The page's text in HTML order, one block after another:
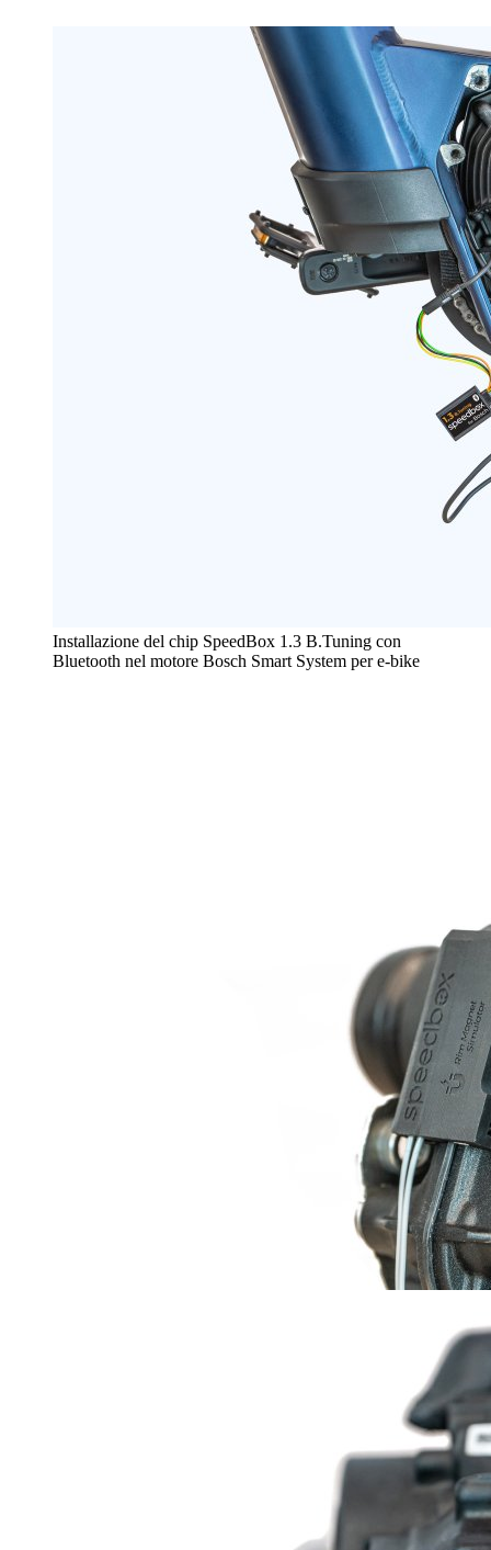
Installazione del chip SpeedBox 1.3 B.Tuning con
Bluetooth nel motore Bosch Smart System per e-bike